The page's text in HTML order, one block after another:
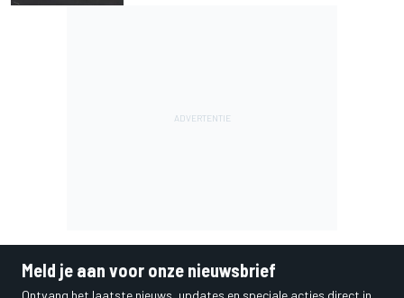
Meld je aan voor onze nieuwsbrief